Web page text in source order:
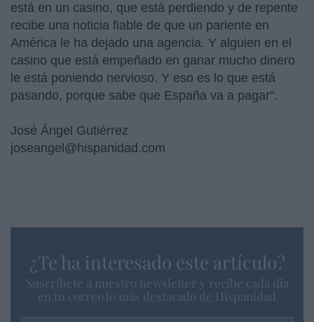
está en un casino, que está perdiendo y de repente
recibe una noticia fiable de que un pariente en
América le ha dejado una agencia. Y alguien en el
casino que está empeñado en ganar mucho dinero
le está poniendo nervioso. Y eso es lo que está
pasando, porque sabe que España va a pagar".
José Ángel Gutiérrez
joseangel@hispanidad.com
¿Te ha interesado este artículo?
Suscríbete a nuestro newsletter y recibe cada dia
en tu correo lo más destacado de Hispanidad